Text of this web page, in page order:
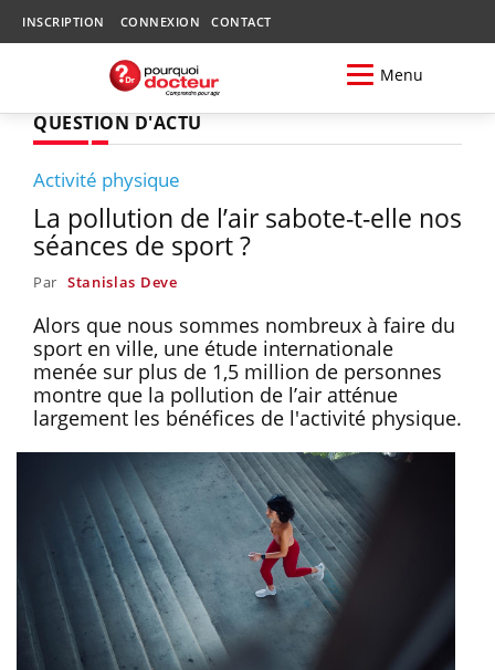
INSCRIPTION CONNEXION CONTACT
Menu
QUESTION D'ACTU
Activité physique
La pollution de l’air sabote-t-elle nos
séances de sport ?
Par Stanislas Deve
Alors que nous sommes nombreux à faire du
sport en ville, une étude internationale
menée sur plus de 1,5 million de personnes
montre que la pollution de l’air atténue
largement les bénéfices de l'activité physique.